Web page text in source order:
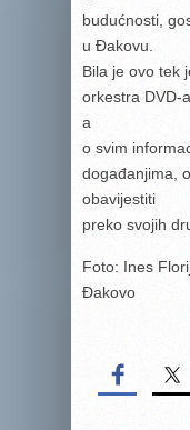
budućnosti,
u Đakovu.
Bila je ovo tek
orkestra DVD-
a
o svim
događanjima,
obavijestiti
preko svojih
Foto: Ines
Đakovo